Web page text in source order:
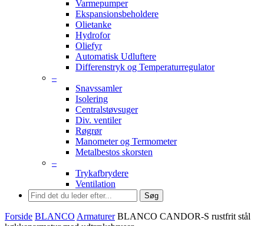
Varmepumper
Ekspansionsbeholdere
Olietanke
Hydrofor
Oliefyr
Automatisk Udluftere
Differenstryk og Temperaturregulator
–
Snavssamler
Isolering
Centralstøvsuger
Div. ventiler
Røgrør
Manometer og Termometer
Metalbestos skorsten
–
Trykafbrydere
Ventilation
Søg
Forside BLANCO Armaturer BLANCO CANDOR-S rustfrit stål